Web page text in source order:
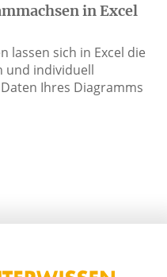
in Excel
lassen sich in Excel die
und individuell
Ihres Diagramms